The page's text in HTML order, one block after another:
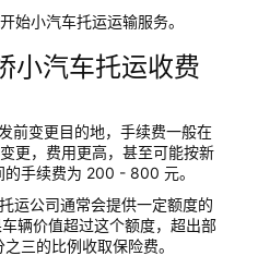
始小汽车托运运输服务。
小汽车托运收费
前变更目的地，手续费一般在
更，费用更高，甚至可能按新
手续费为 200 - 800 元。
运公司通常会提供一定额度的
辆价值超过这个额度，超出部
三的比例收取保险费。